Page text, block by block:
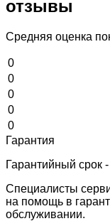
отзывы
Средняя оценка
0
0
0
0
0
Гарантия
Гарантийный срок
Специалисты
на помощь в
обслуживании.